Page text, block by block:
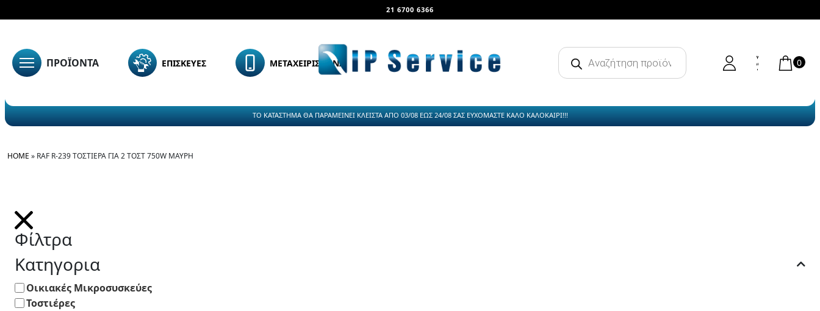
21 6700 6366
ΠΡΟΪΟΝΤΑ ΕΠΙΣΚΕΥΕΣ ΜΕΤΑΧΕΙΡΙΣΜΕΝΑ
Products
search 0
ΤΟ ΚΑΤΑΣΤΗΜΑ ΘΑ ΠΑΡΑΜΕΙΝΕΙ ΚΛΕΙΣΤΑ ΑΠΟ 03/08 ΕΩΣ 24/08 ΣΑΣ ΕΥΧΟΜΑΣΤΕ ΚΑΛΟ ΚΑΛΟΚΑΙΡΙ!!!
HOME » RAF R-239 ΤΟΣΤΙΈΡΑ ΓΙΑ 2 ΤΟΣΤ 750W ΜΑΎΡΗ
Φίλτρα
Κατηγορια
Οικιακές Μικροσυσκεύες
Τοστιέρες